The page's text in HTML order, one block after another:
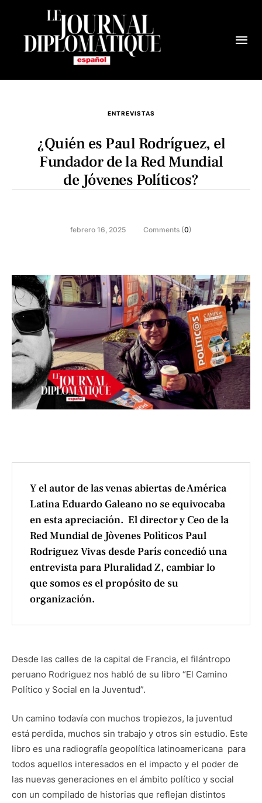
ENTREVISTAS
¿Quién es Paul Rodríguez, el
Fundador de la Red Mundial
de Jóvenes Políticos?
febrero 16, 2025 Comments (0)
Y el autor de las venas abiertas de América
Latina Eduardo Galeano no se equivocaba
en esta apreciación. El director y Ceo de la
Red Mundial de Jòvenes Polìticos Paul
Rodriguez Vivas desde París concedió una
entrevista para Pluralidad Z, cambiar lo
que somos es el propósito de su
organización.
Desde las calles de la capital de Francia, el filántropo
peruano Rodriguez nos habló de su libro “El Camino
Político y Social en la Juventud”.
Un camino todavía con muchos tropiezos, la juventud
está perdida, muchos sin trabajo y otros sin estudio. Este
libro es una radiografía geopolítica latinoamericana para
todos aquellos interesados en el impacto y el poder de
las nuevas generaciones en el ámbito político y social
con un compilado de historias que reflejan distintos